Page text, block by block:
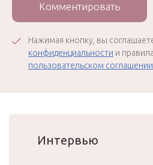
Комментировать
Нажимая кнопку, вы
конфиденциальности и
пользовательском соглашении
Интервью